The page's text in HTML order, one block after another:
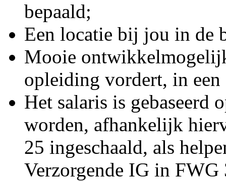
bepaald;
Een locatie bij jou in de
Mooie
opleiding vordert, in
Het salaris is gebaseerd
worden, afhankelijk
25 ingeschaald, als
Verzorgende IG in FWG